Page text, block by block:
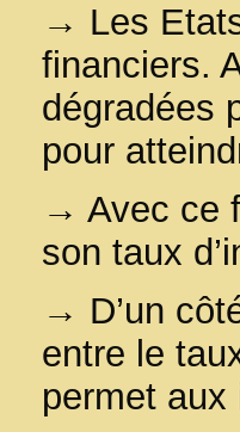
→ Les
financiers.
dégradées
pour
→ Avec ce
son taux
→ D’un
entre le
permet aux